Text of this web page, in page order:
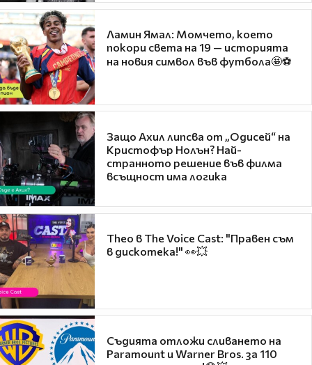
Ламин Ямал: Момчето, което
покори света на 19 — историята
на новия символ във футбола🤩⚽
Защо Ахил липсва от „Одисей“ на
Кристофър Нолън? Най-
странното решение във филма
всъщност има логика
Theo в The Voice Cast: "Правен съм
в дискотека!" 👀💥
Съдията отложи сливането на
Paramount и Warner Bros. за 110